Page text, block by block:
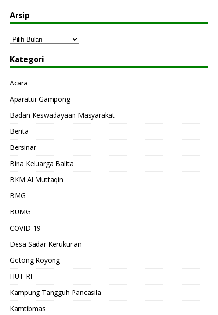
Arsip
Kategori
Acara
Aparatur Gampong
Badan Keswadayaan Masyarakat
Berita
Bersinar
Bina Keluarga Balita
BKM Al Muttaqin
BMG
BUMG
COVID-19
Desa Sadar Kerukunan
Gotong Royong
HUT RI
Kampung Tangguh Pancasila
Kamtibmas